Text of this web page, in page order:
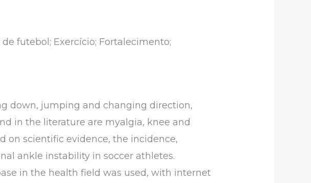
futebol; Exercício; Fortalecimento;
down, jumping and changing direction,
in the literature are myalgia, knee and
on scientific evidence, the incidence,
ankle instability in soccer athletes.
in the health field was used, with internet